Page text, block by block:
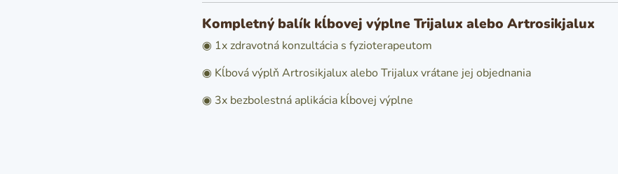
Kompletný balík kĺbovej výplne Trijalux alebo Artrosikjalux
◉ 1x zdravotná konzultácia s fyzioterapeutom
◉ Kĺbová výplň Artrosikjalux alebo Trijalux vrátane jej objednania
◉ 3x bezbolestná aplikácia kĺbovej výplne